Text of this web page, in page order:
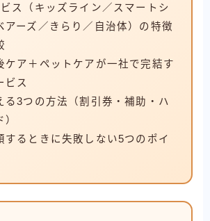
ス（キッズライン／スマートシ
アーズ／きらり／自治体）の特徴
ケア＋ペットケアが一社で完結す
ビス
る3つの方法（割引券・補助・ハ
するときに失敗しない5つのポイ